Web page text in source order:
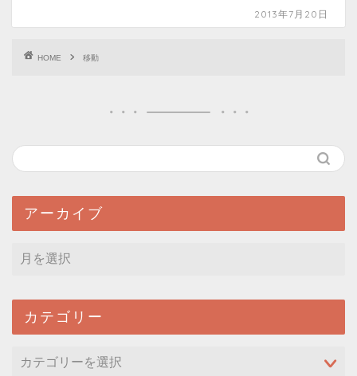
2013年7月20日
HOME 移動
アーカイブ
カテゴリー